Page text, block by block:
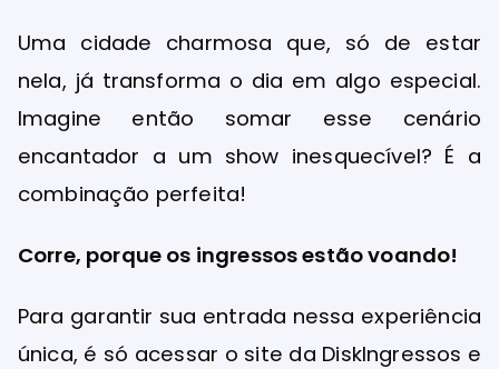
Uma cidade charmosa que, só de estar
nela, já transforma o dia em algo especial.
Imagine então somar esse cenário
encantador a um show inesquecível? É a
combinação perfeita!
Corre, porque os ingressos estão voando!
Para garantir sua entrada nessa experiência
única, é só acessar o site da DiskIngressos e